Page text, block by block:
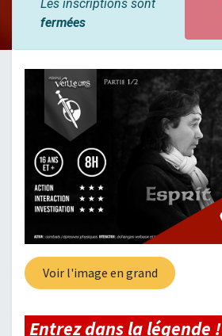
Les inscriptions sont
fermées
Voir l'image en grand
Entrez dans la légende !